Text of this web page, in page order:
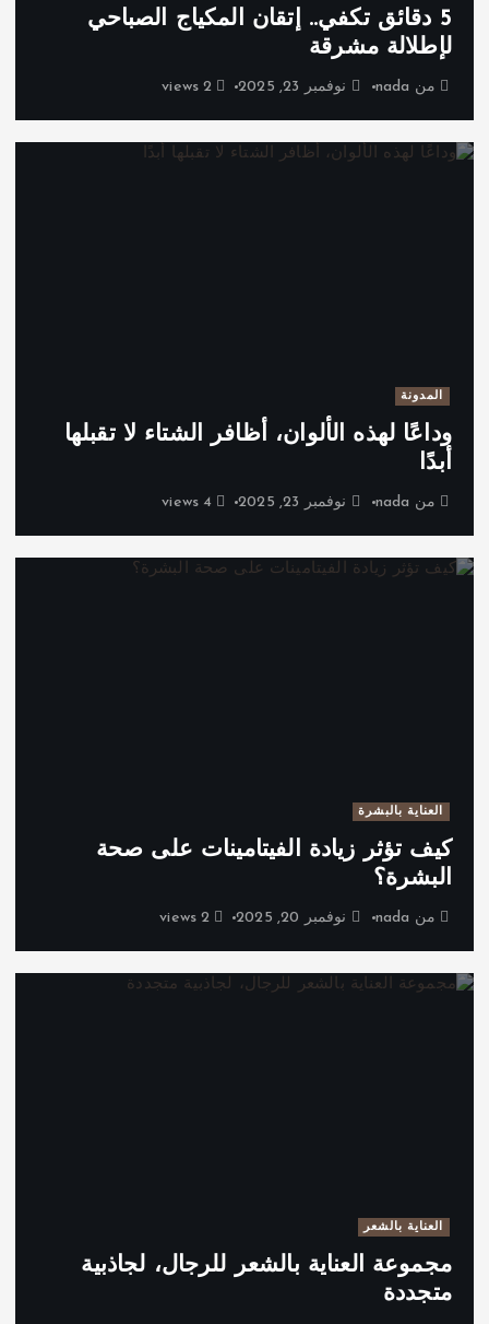
5 دقائق تكفي.. إتقان المكياج الصباحي
لإطلالة مشرقة
من nada نوفمبر 23, 2025
المدونة
وداعًا لهذه الألوان، أظافر الشتاء لا تقبلها
أبدًا
من nada نوفمبر 23, 2025
العناية بالبشرة
كيف تؤثر زيادة الفيتامينات على صحة
البشرة؟
من nada نوفمبر 20, 2025
العناية بالشعر
مجموعة العناية بالشعر للرجال، لجاذبية
متجددة